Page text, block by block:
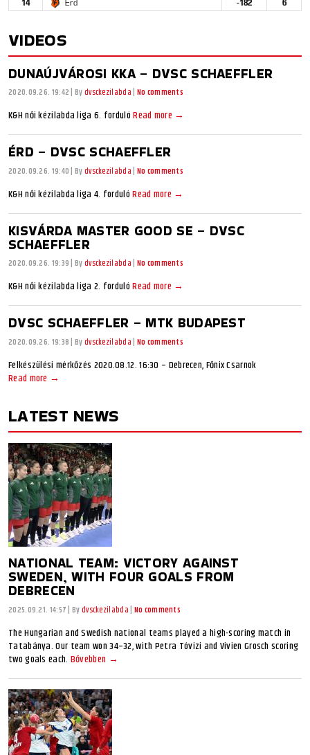
14 Érd -182 6
VIDEOS
DUNAÚJVÁROSI KKA – DVSC SCHAEFFLER
2020.09.26. 19:42 Bydvsckezilabda No comments
K&H női kézilabda liga 6. fordulóRead more →
ÉRD – DVSC SCHAEFFLER
2020.09.26. 19:40 Bydvsckezilabda No comments
K&H női kézilabda liga 4. fordulóRead more →
KISVÁRDA MASTER GOOD SE – DVSC
SCHAEFFLER
2020.09.26. 19:39 Bydvsckezilabda No comments
K&H női kézilabda liga 2. fordulóRead more →
DVSC SCHAEFFLER – MTK BUDAPEST
2020.09.26. 19:38 Bydvsckezilabda No comments
Felkészülési mérkőzés 2020.08.12. 16:30 – Debrecen, Főnix Csarnok
Read more →
LATEST NEWS
NATIONAL TEAM: VICTORY AGAINST
SWEDEN, WITH FOUR GOALS FROM
DEBRECEN
2025.09.21. 14:57 Bydvsckezilabda No comments
The Hungarian and Swedish national teams played a high-scoring match in
Tatabánya. Our team won 34–32, with Petra Tóvizi and Vivien Grosch scoring
two goals each. Bővebben →